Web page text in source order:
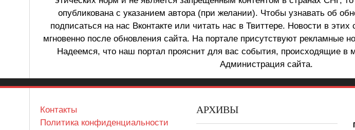
опубликована с указанием автора (при желании). Чтобы узнавать об
подписаться на нас Вконтакте или читать нас в Твиттере. Новости в
мгновенно после обновления сайта. На портале присутствуют рекламные
Надеемся, что наш портал прояснит для вас события, происходящие в
Администрация сайта.
Контакты
Политика конфиденциальности
АРХИВЫ